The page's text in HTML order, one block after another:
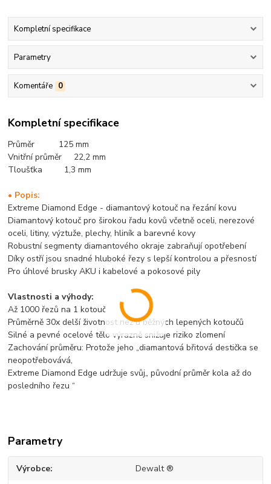
Kompletní specifikace
Parametry
Komentáře 0
Kompletní specifikace
Průměr 125 mm
Vnitřní průměr 22,2 mm
Tloušťka 1,3 mm
• Popis:
Extreme Diamond Edge - diamantový kotouč na řezání kovu
Diamantový kotouč pro širokou řadu kovů včetně oceli, nerezové
oceli, litiny, výztuže, plechy, hliník a barevné kovy
Robustní segmenty diamantového okraje zabraňují opotřebení
Díky ostří jsou snadné hluboké řezy s lepší kontrolou a přesností
Pro úhlové brusky AKU i kabelové a pokosové pily
Vlastnosti a výhody:
Až 1000 řezů na 1 kotouč
Průměrně 30x delší životnost než u běžných lepených kotoučů
Silné a pevné ocelové tělo výrazně snižuje riziko zlomení
Zachování průměru: Protože jeho „diamantová břitová destička se
neopotřebovává,
Extreme Diamond Edge udržuje svůj„ původní průměr kola až do
posledního řezu “
Parametry
Výrobce Dewalt ®